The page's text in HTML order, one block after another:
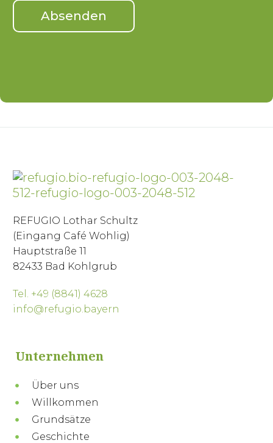
REFUGIO Lothar Schultz
(Eingang Café Wohlig)
Hauptstraße 11
82433 Bad Kohlgrub
Tel. +49 (8841) 4628
info@refugio.bayern
Unternehmen
Über uns
Willkommen
Grundsätze
Geschichte